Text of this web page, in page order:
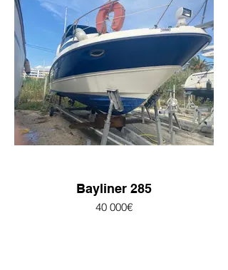
Bayliner 285
40 000€